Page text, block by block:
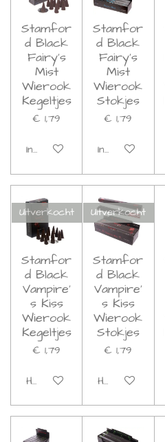
Stamfor
d Black
Fairy's
Mist
Wierook
Kegeltjes
€ 1,79
In winkelwagen
Stamfor
d Black
Fairy's
Mist
Wierook
Stokjes
€ 1,79
In winkelwagen
Uitverkocht
Stamfor
d Black
Vampire'
s Kiss
Wierook
Kegeltjes
€ 1,79
Houd mij op de hoogte
Uitverkocht
Stamfor
d Black
Vampire'
s Kiss
Wierook
Stokjes
€ 1,79
Houd mij op